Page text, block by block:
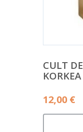
CULT
12,00 €